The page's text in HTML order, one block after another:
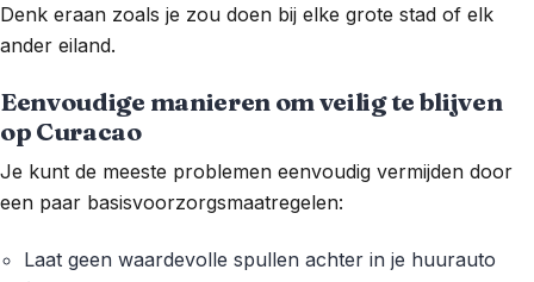
Denk eraan zoals je zou doen bij elke grote stad of elk
ander eiland.
Eenvoudige manieren om veilig te blijven
op Curacao
Je kunt de meeste problemen eenvoudig vermijden door
een paar basisvoorzorgsmaatregelen:
Laat geen waardevolle spullen achter in je huurauto